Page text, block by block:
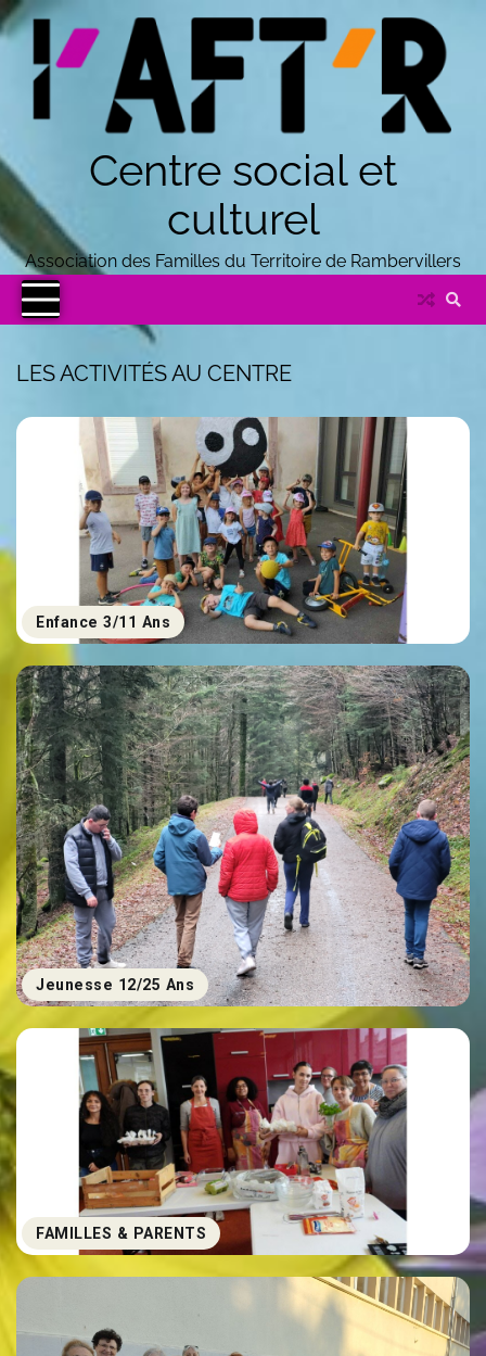
Centre social et
culturel
Association des Familles du Territoire de Rambervillers
LES ACTIVITÉS AU CENTRE
Enfance 3/11 Ans
Jeunesse 12/25 Ans
FAMILLES & PARENTS